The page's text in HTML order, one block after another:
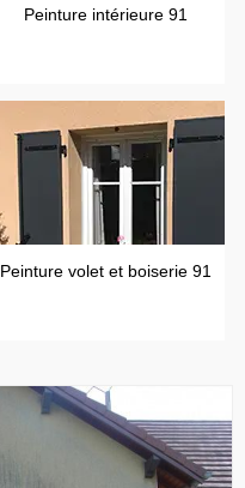
Peinture intérieure 91
Peinture volet et boiserie 91